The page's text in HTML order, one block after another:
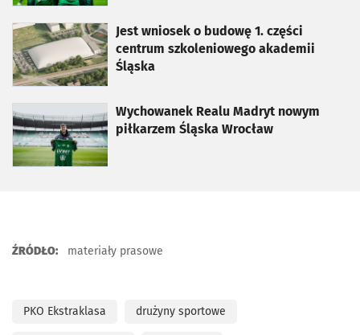
Jest wniosek o budowę 1. części
centrum szkoleniowego akademii
Śląska
otworzy się w nowej karcie
Wychowanek Realu Madryt nowym
piłkarzem Śląska Wrocław
otworzy się w nowej karcie
ŹRÓDŁO: materiały prasowe
PKO Ekstraklasa drużyny sportowe